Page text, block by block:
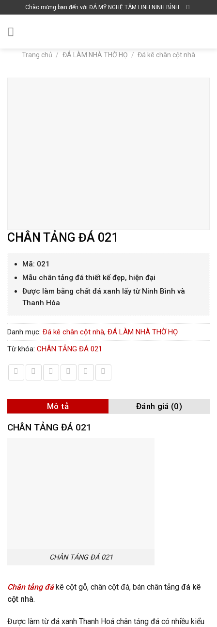
to
content
Chào mừng bạn đến với ĐÁ MỸ NGHỆ TÂM LINH NINH BÌNH
Trang chủ / ĐÁ LÀM NHÀ THỜ HỌ / Đá kê chân cột nhà
CHÂN TẢNG ĐÁ 021
Mã: 021
Mẫu chân tảng đá thiết kế đẹp, hiện đại
Được làm bằng chất đá xanh lấy từ Ninh Bình và
Thanh Hóa
Danh mục: Đá kê chân cột nhà, ĐÁ LÀM NHÀ THỜ HỌ
Từ khóa: CHÂN TẢNG ĐÁ 021
Mô tả Đánh giá (0)
CHÂN TẢNG ĐÁ 021
CHÂN TẢNG ĐÁ 021
Chân tảng đákê cột gỗ, chân cột đá, bán chân tảng đá kê
cột nhà.
Được làm từ đá xanh Thanh Hoá chân tảng đá có nhiều kiểu